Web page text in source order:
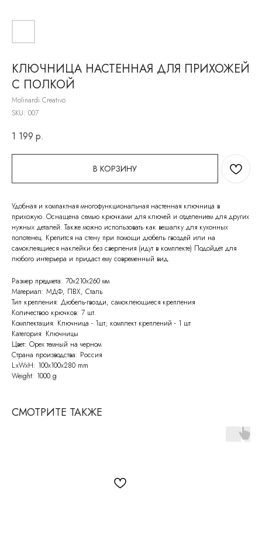
КЛЮЧНИЦА НАСТЕННАЯ ДЛЯ ПРИХОЖЕЙ
С ПОЛКОЙ
Molinardi Creativo
SKU: 007
1 199 р.
В КОРЗИНУ
Удобная и компактная многофункциональная настенная ключница в
прихожую. Оснащена семью крючками для ключей и отделением для других
нужных деталей. Также можно использовать как вешалку для кухонных
полотенец. Крепится на стену при помощи дюбель гвоздей или на
самоклеящиеся наклейки без сверления (идут в комплекте) Подойдёт для
любого интерьера и придаст ему современный вид.
Размер предмета: 70х210х260 мм
Материал: МДФ, ПВХ, Сталь
Тип крепления: Дюбель-гвозди, самоклеющиеся крепления
Количествоо крючков: 7 шт.
Комплектация: Ключница - 1шт; комплект креплений - 1 шт
Категория: Ключницы
Цвет: Орех темный на черном
Страна производства: Россия
LxWxH: 100x100x280 mm
Weight: 1000 g
СМОТРИТЕ ТАКЖЕ